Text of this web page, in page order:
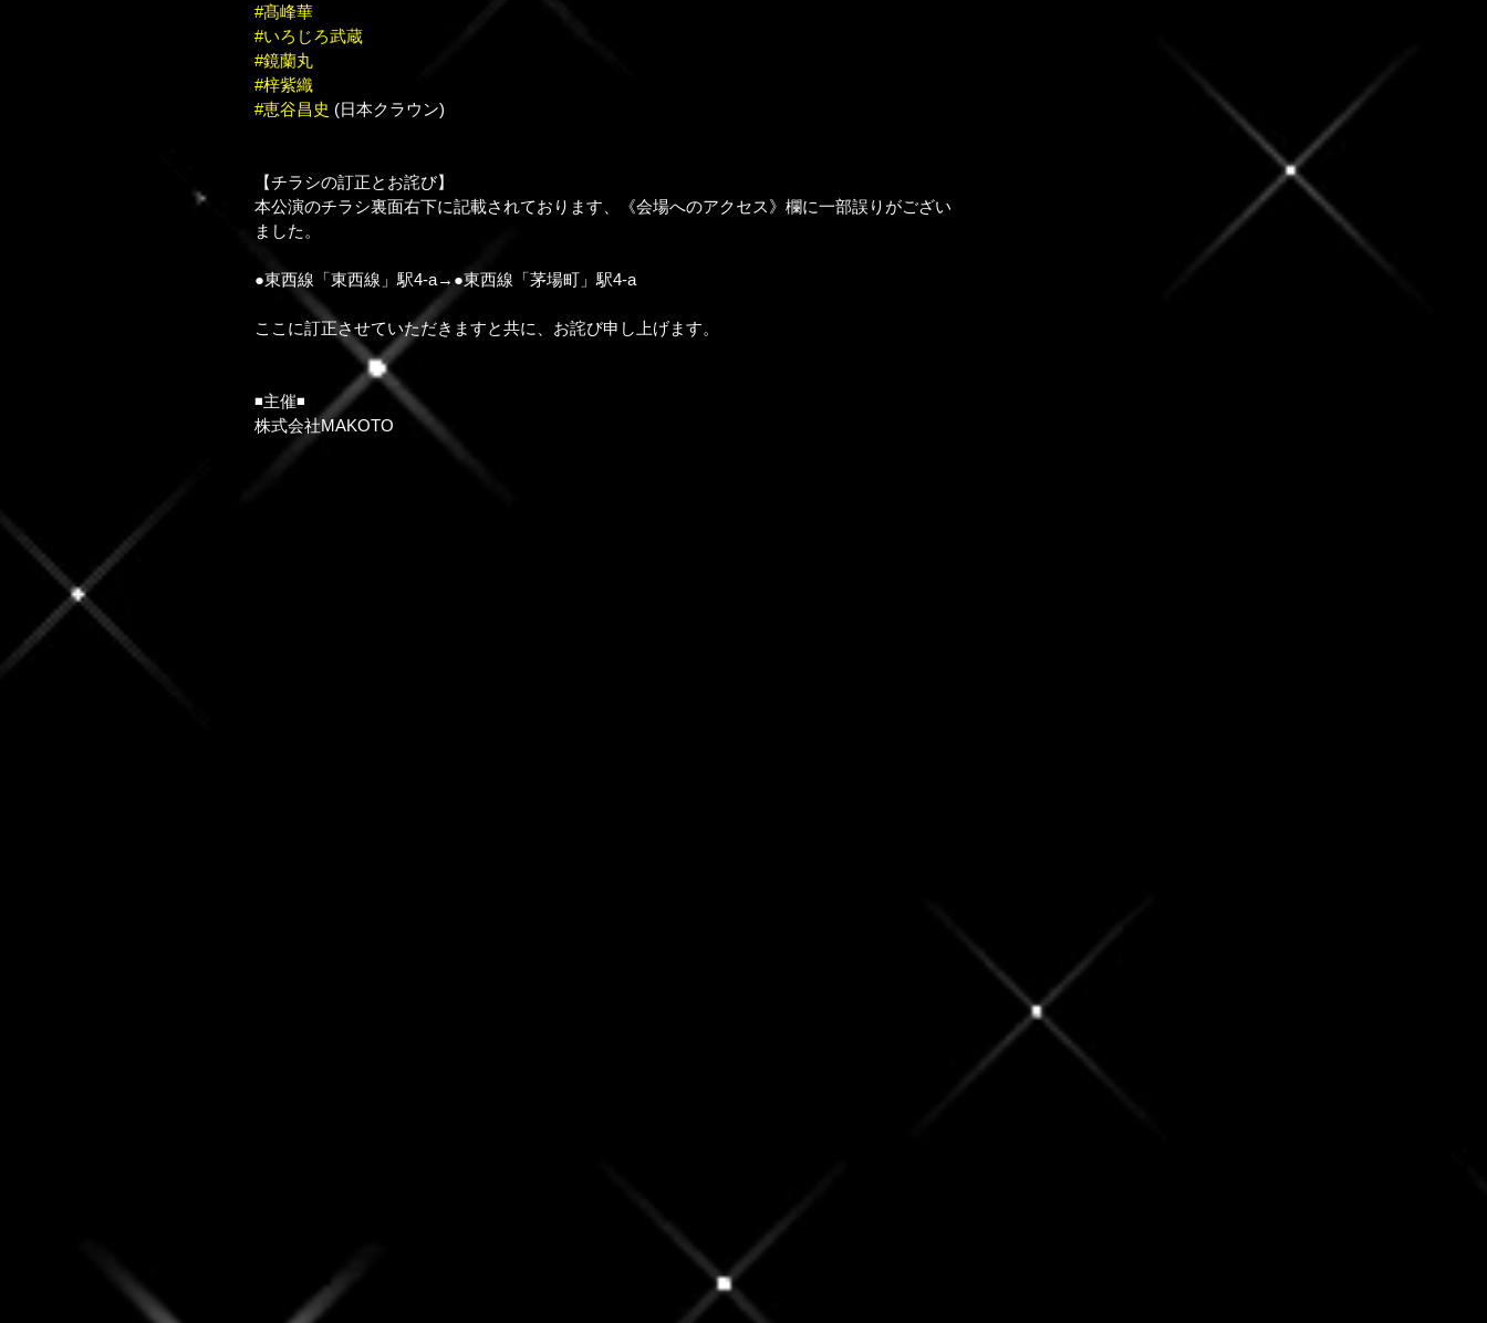
#髙峰華
#いろじろ武蔵
#鏡蘭丸
#梓紫織
#恵谷昌史 (日本クラウン)
【チラシの訂正とお詫び】
本公演のチラシ裏面右下に記載されております、《会場へのアクセス》欄に一部誤りがござい
ました。
●東西線「東西線」駅4-a→●東西線「茅場町」駅4-a
ここに訂正させていただきますと共に、お詫び申し上げます。
◾️主催◾️
株式会社MAKOTO